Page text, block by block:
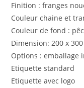
Finition : franges
Couleur chaine et
Couleur de fond :
Dimension: 200 x
Options : emballage
Etiquette standard
Etiquette avec logo